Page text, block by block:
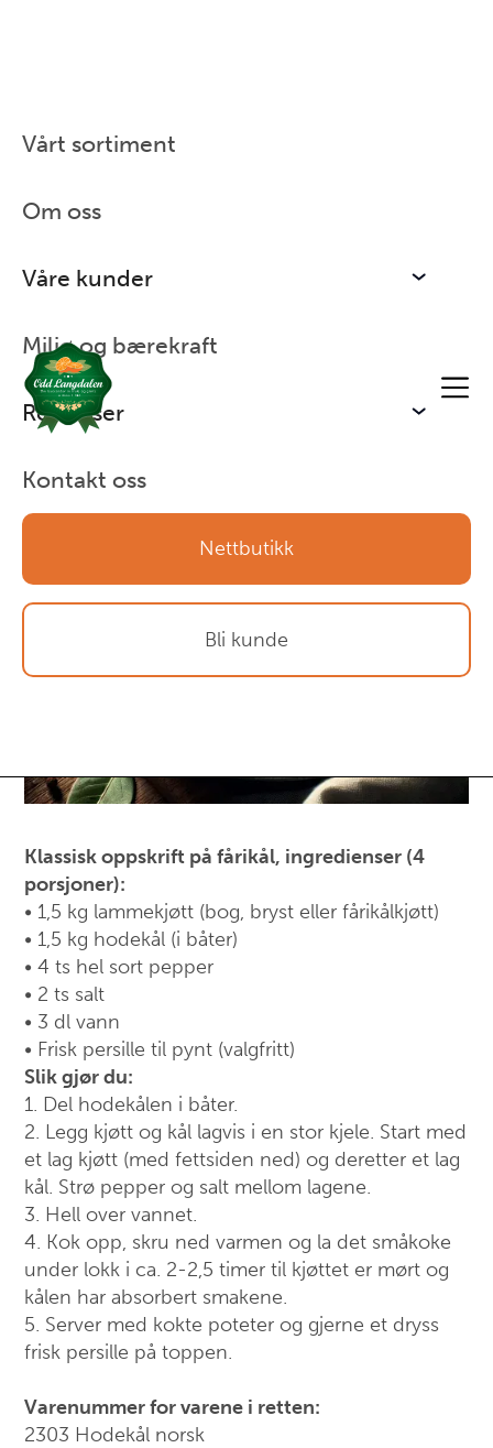
Vårt sortiment
Om oss
Våre kunder
Miljø og bærekraft
Ressurser
Kontakt oss
Nettbutikk
Bli kunde
Hjem / Nyheter
Klassisk oppskrift på fårikål, ingredienser (4
porsjoner):
• 1,5 kg lammekjøtt (bog, bryst eller fårikålkjøtt)
• 1,5 kg hodekål (i båter)
• 4 ts hel sort pepper
• 2 ts salt
• 3 dl vann
• Frisk persille til pynt (valgfritt)
Slik gjør du:
1. Del hodekålen i båter.
2. Legg kjøtt og kål lagvis i en stor kjele. Start med
et lag kjøtt (med fettsiden ned) og deretter et lag
kål. Strø pepper og salt mellom lagene.
3. Hell over vannet.
4. Kok opp, skru ned varmen og la det småkoke
under lokk i ca. 2-2,5 timer til kjøttet er mørt og
kålen har absorbert smakene.
5. Server med kokte poteter og gjerne et dryss
frisk persille på toppen.
Varenummer for varene i retten:
2303 Hodekål norsk